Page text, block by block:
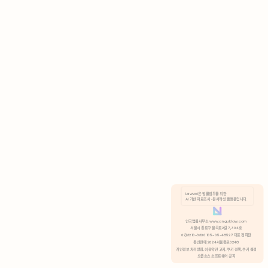
분석 쿠키 허용
Lawvot은 법률업무를 위한
AI 기반 자료조사 · 문서작성 플랫폼입니다.
안국법률사무소 www.anguklaw.com
서울시 종로구 율곡로2길 7, 304호
02)3210-3330 105-05-48527 대표 정희찬
통신판매 2024서울종로0248
개인정보 처리방침, 이용약관 고지, 쿠키 정책, 쿠키 설정
오픈소스 소프트웨어 공지